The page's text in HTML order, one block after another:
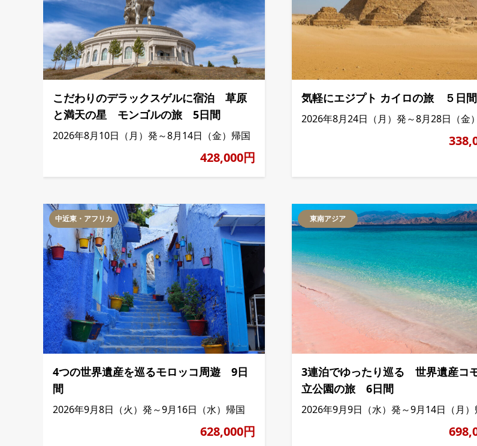
こだわりのデラックスゲルに宿泊 草原
と満天の星 モンゴルの旅 5日間
2026年8月10日（月）発～8月14日（金）帰国
428,000円
気軽にエジプト カイロの旅 ５日間
2026年8月24日（月）発～8月28日（金
中近東・アフリカ
4つの世界遺産を巡るモロッコ周遊 9日
間
2026年9月8日（火）発～9月16日（水）帰国
628,000円
東南アジア
3連泊でゆったり巡る 世界遺産コ
立公園の旅 6日間
2026年9月9日（水）発～9月14日（月）